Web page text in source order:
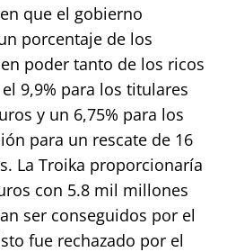
que el gobierno
porcentaje de los
poder tanto de los ricos
9,9% para los titulares
y un 6,75% para los
para un rescate de 16
La Troika proporcionaría
con 5.8 mil millones
ser conseguidos por el
fue rechazado por el